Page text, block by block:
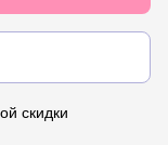
скидки